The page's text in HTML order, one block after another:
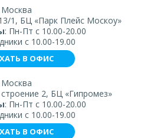
Москва
1, БЦ «Парк Плейс Москоу»
: Пн-Пт с 10.00-20.00
с 10.00-19.00
В ОФИС
Москва
2, БЦ «Гипромез»
: Пн-Пт с 10.00-20.00
с 10.00-19.00
В ОФИС